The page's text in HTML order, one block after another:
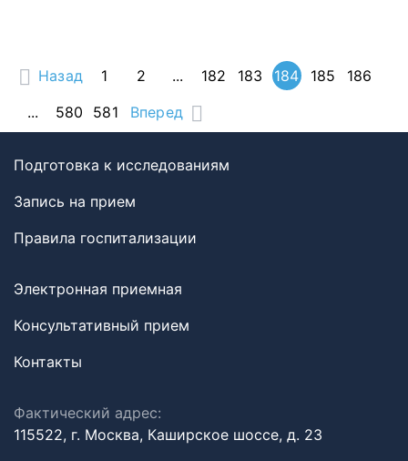
Назад 1 2 ... 182 183 184 185
186
...
580 581 Вперед
Подготовка к исследованиям
Запись на прием
Правила госпитализации
Электронная приемная
Консультативный прием
Контакты
Фактический адрес:
115522, г. Москва, Каширское шоссе, д. 23